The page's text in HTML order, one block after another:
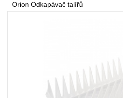
Orion Odkapávač talířů